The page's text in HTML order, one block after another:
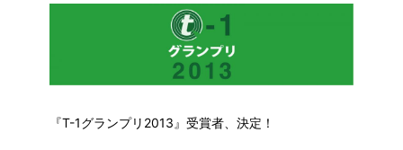
『T-1グランプリ2013』受賞者、決定！